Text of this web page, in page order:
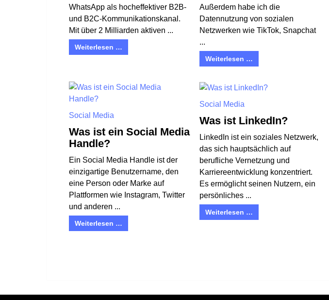
WhatsApp als hocheffektiver B2B-
und B2C-Kommunikationskanal.
Mit über 2 Milliarden aktiven ...
Weiterlesen …
Außerdem habe ich die
Datennutzung von sozialen
Netzwerken wie TikTok, Snapchat
...
Weiterlesen …
Social Media
Was ist ein Social Media
Handle?
Ein Social Media Handle ist der
einzigartige Benutzername, den
eine Person oder Marke auf
Plattformen wie Instagram, Twitter
und anderen ...
Weiterlesen …
Social Media
Was ist LinkedIn?
LinkedIn ist ein soziales Netzwerk,
das sich hauptsächlich auf
berufliche Vernetzung und
Karriereentwicklung konzentriert.
Es ermöglicht seinen Nutzern, ein
persönliches ...
Weiterlesen …